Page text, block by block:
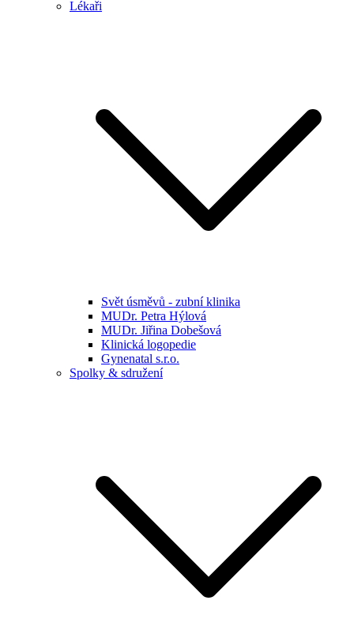
Lékaři
Svět úsměvů - zubní klinika
MUDr. Petra Hýlová
MUDr. Jiřina Dobešová
Klinická logopedie
Gynenatal s.r.o.
Spolky & sdružení